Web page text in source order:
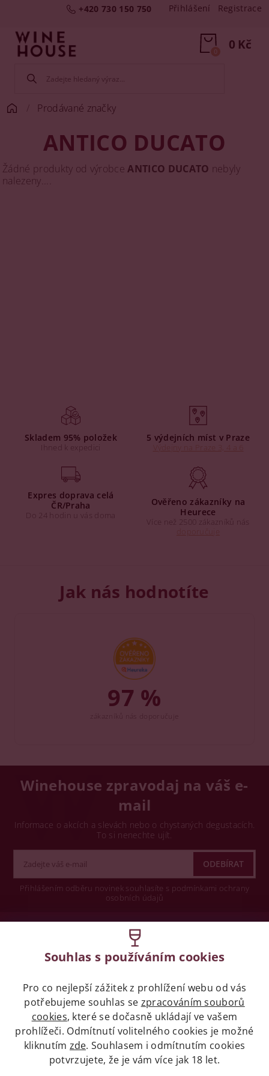
+420 730 150 750 Přihlášení Registrace
0 Kč
0
Prodávané značky
ANTICO DUCATO
Žádné produkty od výrobceANTICO DUCATO nebyly
nalezeny....
Skladem 95% položek
Ihned k expedici
5 výdejních míst v Praze
Expres doprava celá
ČR/Praha
Do 24 hodin u vás doma
Ověřeno zákazníky na
Heurece
Více než 2500 zákazníků nás
Jak nás hodnotíte
97 %
Winehouse zpravodaj na váš e-
mail
Informace o akcích a slevách nebo o chystaných degustacích.
To si nenechte ujít.
Přihlášením odběru novinek souhlasíte s podmínkami ochrany
osobních údajů
Legislativa
Zákaz prodeje alkoholických nápojů osobám
mladších 18 let.
Naše služby
Souhlas s používáním cookies
Pro co nejlepší zážitek z prohlížení webu od vás
potřebujeme souhlas se zpracováním souborů
cookies, které se dočasně ukládají ve vašem
prohlížeči. Odmítnutí volitelného cookies je možné
kliknutím zde. Souhlasem i odmítnutím cookies
potvrzujete, že je vám více jak 18 let.